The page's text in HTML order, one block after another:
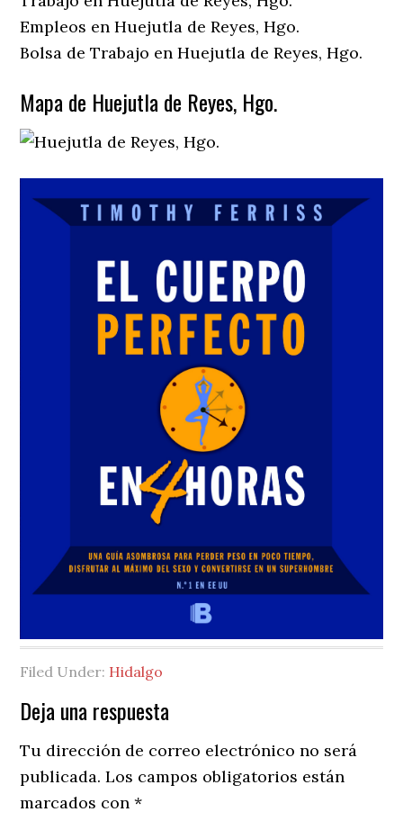
Empleos en Huejutla de Reyes, Hgo.
Bolsa de Trabajo en Huejutla de Reyes, Hgo.
Mapa de Huejutla de Reyes, Hgo.
Filed Under: Hidalgo
Reader
Interactions
Deja una respuesta
Tu dirección de correo electrónico no será
publicada. Los campos obligatorios están
marcados con*